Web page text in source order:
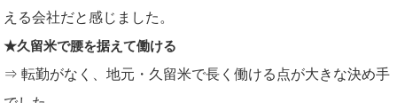
える会社だと感じました。
★久留米で腰を据えて働ける
⇒ 転勤がなく、地元・久留米で長く働ける点が大きな決め手